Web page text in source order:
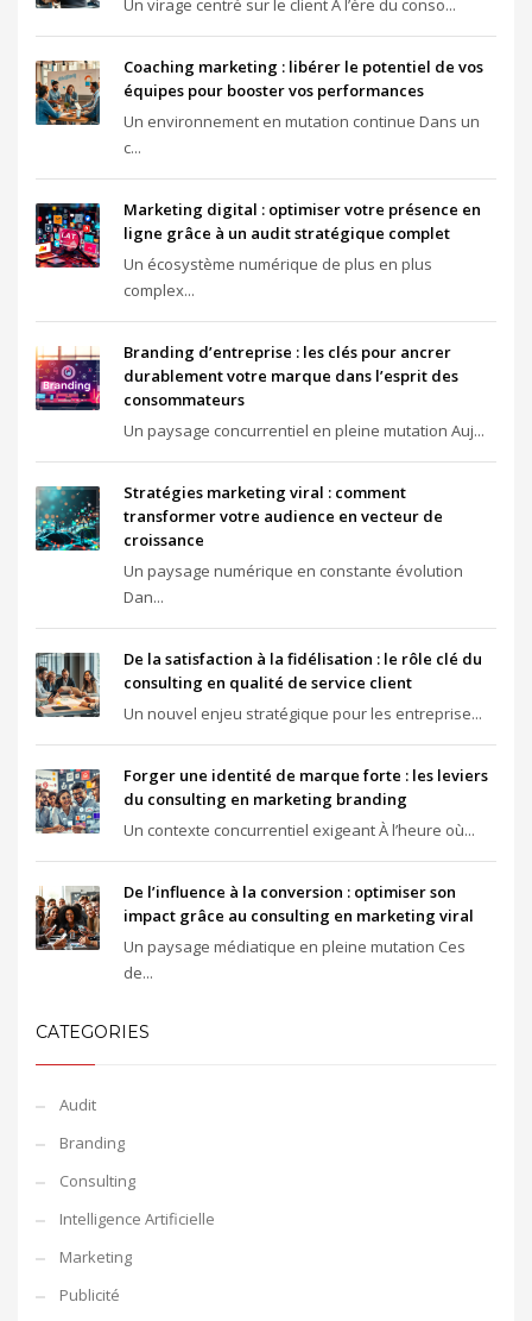
Un virage centré sur le client À l’ère du conso...
Coaching marketing : libérer le potentiel de vos
équipes pour booster vos performances
Un environnement en mutation continue Dans un
c...
Marketing digital : optimiser votre présence en
ligne grâce à un audit stratégique complet
Un écosystème numérique de plus en plus
complex...
Branding d’entreprise : les clés pour ancrer
durablement votre marque dans l’esprit des
consommateurs
Un paysage concurrentiel en pleine mutation Auj...
Stratégies marketing viral : comment
transformer votre audience en vecteur de
croissance
Un paysage numérique en constante évolution
Dan...
De la satisfaction à la fidélisation : le rôle clé du
consulting en qualité de service client
Un nouvel enjeu stratégique pour les entreprise...
Forger une identité de marque forte : les leviers
du consulting en marketing branding
Un contexte concurrentiel exigeant À l’heure où...
De l’influence à la conversion : optimiser son
impact grâce au consulting en marketing viral
Un paysage médiatique en pleine mutation Ces
de...
CATEGORIES
Audit
Branding
Consulting
Intelligence Artificielle
Marketing
Publicité